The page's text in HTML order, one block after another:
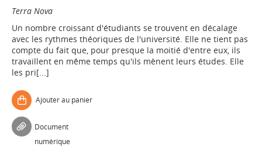
Terra Nova
Un nombre croissant d'étudiants se trouvent en décalage
avec les rythmes théoriques de l'université. Elle ne tient pas
compte du fait que, pour presque la moitié d'entre eux, ils
travaillent en même temps qu'ils mènent leurs études. Elle
les pri[...]
Ajouter au panier
Document
numérique